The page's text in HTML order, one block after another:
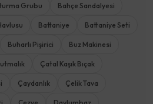
Grubu Bahçe Sandalyesi
Battaniye Battaniye Seti
Buharlı Pişirici Buz Makinesi
Çatal Kaşık Bıçak
Çaydanlık Çelik Tava